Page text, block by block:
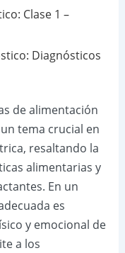
Clase 1 –
Diagnósticos
de alimentación
tema crucial en
resaltando la
alimentarias y
En un
es
y emocional de
a los